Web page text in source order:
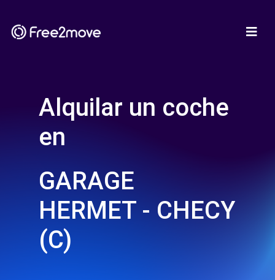
Alquilar un coche
en
GARAGE
HERMET - CHECY
(C)